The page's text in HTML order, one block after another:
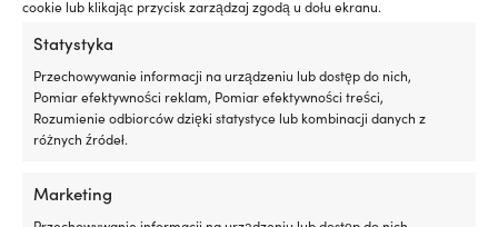
cookie lub klikając przycisk zarządzaj zgodą u dołu ekranu.
Statystyka
Przechowywanie informacji na urządzeniu lub dostęp do nich,
Pomiar efektywności reklam, Pomiar efektywności treści,
Rozumienie odbiorców dzięki statystyce lub kombinacji danych z
różnych źródeł.
Marketing